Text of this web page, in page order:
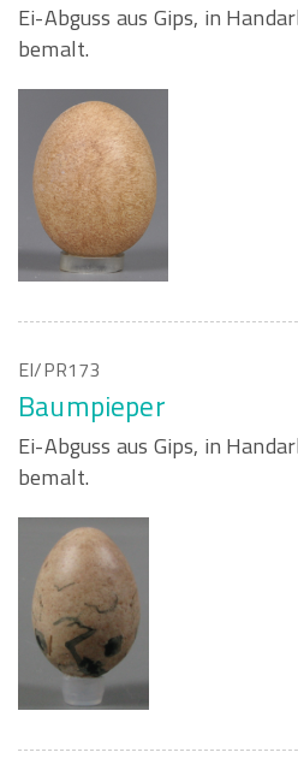
Ei-Abguss aus Gips, in
bemalt.
EI/PR173
Baumpieper
Ei-Abguss aus Gips, in
bemalt.